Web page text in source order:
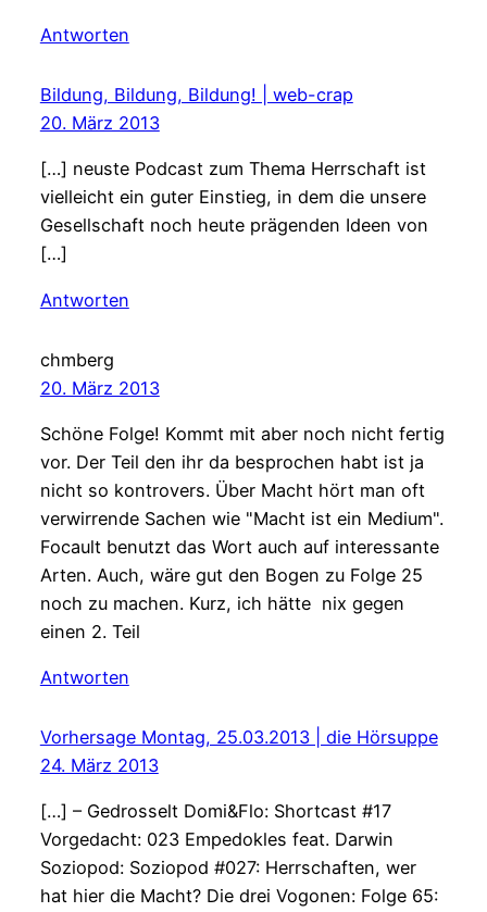
Antworten
Bildung, Bildung, Bildung! | web-crap
20. März 2013
[…] neuste Podcast zum Thema Herrschaft ist
vielleicht ein guter Einstieg, in dem die unsere
Gesellschaft noch heute prägenden Ideen von
[…]
Antworten
chmberg
20. März 2013
Schöne Folge! Kommt mit aber noch nicht fertig
vor. Der Teil den ihr da besprochen habt ist ja
nicht so kontrovers. Über Macht hört man oft
verwirrende Sachen wie "Macht ist ein Medium".
Focault benutzt das Wort auch auf interessante
Arten. Auch, wäre gut den Bogen zu Folge 25
noch zu machen. Kurz, ich hätte nix gegen
einen 2. Teil
Antworten
Vorhersage Montag, 25.03.2013 | die Hörsuppe
24. März 2013
[…] – Gedrosselt Domi&Flo: Shortcast #17
Vorgedacht: 023 Empedokles feat. Darwin
Soziopod: Soziopod #027: Herrschaften, wer
hat hier die Macht? Die drei Vogonen: Folge 65: